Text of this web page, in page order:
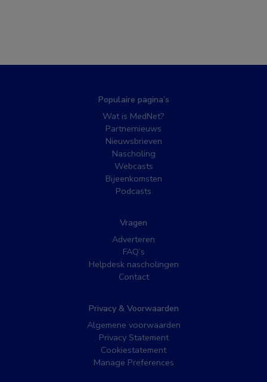
Populaire pagina’s
Wat is MedNet?
Partnernieuws
Nieuwsbrieven
Nascholing
Webcasts
Bijeenkomsten
Podcasts
Vragen
Adverteren
FAQ’s
Helpdesk nascholingen
Contact
Privacy & Voorwaarden
Algemene voorwaarden
Privacy Statement
Cookiestatement
Manage Preferences